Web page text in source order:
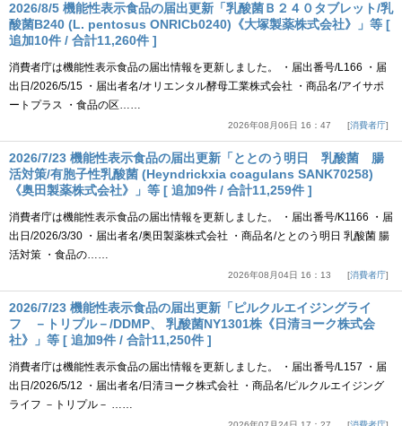
2026/8/5 機能性表示食品の届出更新「乳酸菌Ｂ２４０タブレット/乳
酸菌B240 (L. pentosus ONRICb0240)《大塚製薬株式会社》」等 [
追加10件 / 合計11,260件 ]
消費者庁は機能性表示食品の届出情報を更新しました。 ・届出番号/L166 ・届
出日/2026/5/15 ・届出者名/オリエンタル酵母工業株式会社 ・商品名/アイサポ
ートプラス ・食品の区……
2026年08月06日 16：47 消費者庁
2026/7/23 機能性表示食品の届出更新「ととのう明日 乳酸菌 腸
活対策/有胞子性乳酸菌 (Heyndrickxia coagulans SANK70258)
《奥田製薬株式会社》」等 [ 追加9件 / 合計11,259件 ]
消費者庁は機能性表示食品の届出情報を更新しました。 ・届出番号/K1166 ・届
出日/2026/3/30 ・届出者名/奥田製薬株式会社 ・商品名/ととのう明日 乳酸菌 腸
活対策 ・食品の……
2026年08月04日 16：13 消費者庁
2026/7/23 機能性表示食品の届出更新「ピルクルエイジングライ
フ －トリプル－/DDMP、 乳酸菌NY1301株《日清ヨーク株式会
社》」等 [ 追加9件 / 合計11,250件 ]
消費者庁は機能性表示食品の届出情報を更新しました。 ・届出番号/L157 ・届
出日/2026/5/12 ・届出者名/日清ヨーク株式会社 ・商品名/ピルクルエイジング
ライフ －トリプル－ ……